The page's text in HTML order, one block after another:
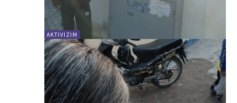
AKTIVIZIM